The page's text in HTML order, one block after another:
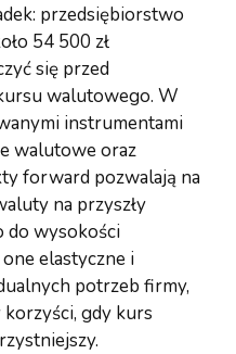
przedsiębiorstwo
54 500 zł
się przed
walutowego. W
instrumentami
walutowe oraz
forward pozwalają na
na przyszły
do wysokości
elastyczne i
potrzeb firmy,
gdy kurs